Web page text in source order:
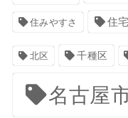
住みやすさ 住
北区 千種区
名古屋